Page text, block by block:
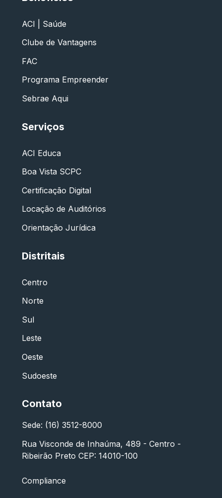
ACI | Saúde
Clube de Vantagens
FAC
Programa Empreender
Sebrae Aqui
Serviços
ACI Educa
Boa Vista SCPC
Certificação Digital
Locação de Auditórios
Orientação Jurídica
Distritais
Centro
Norte
Sul
Leste
Oeste
Sudoeste
Contato
Sede: (16) 3512-8000
Rua Visconde de Inhaúma, 489 - Centro -
Ribeirão Preto CEP: 14010-100
Compliance